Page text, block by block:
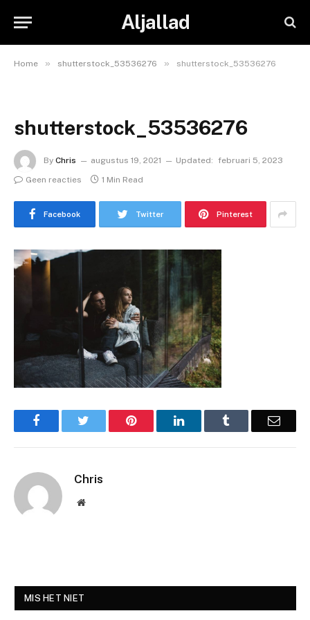
Aljallad
Home » shutterstock_53536276 » shutterstock_53536276
shutterstock_53536276
By Chris augustus 19, 2021 Updated: februari 5, 2023
Geen reacties
1 Min Read
Facebook Twitter Pinterest
Facebook Pinterest LinkedIn Email
Chris
Website
MIS HET NIET